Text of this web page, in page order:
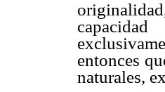
entonces
naturales,